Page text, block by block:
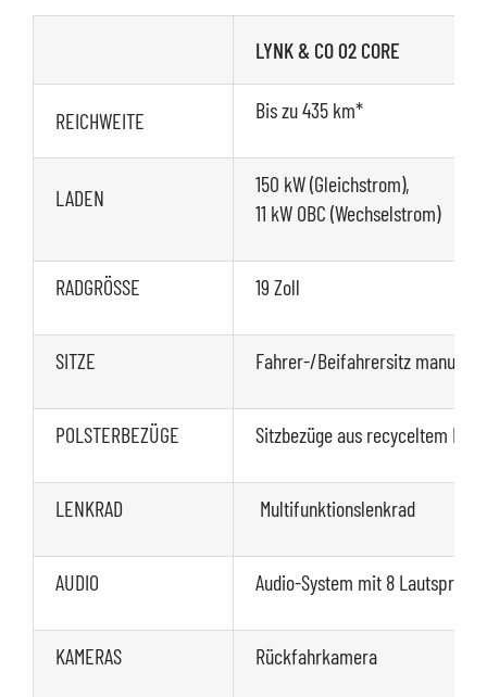
LYNK & CO 02 CORE
REICHWEITE Bis zu 435 km*
LADEN
150 kW (Gleichstrom),
11 kW OBC (Wechselstrom)
RADGRÖSSE 19 Zoll
SITZE Fahrer-/Beifahrersitz manuell
POLSTERBEZÜGE Sitzbezüge aus recyceltem
LENKRAD Multifunktionslenkrad
AUDIO Audio-System mit 8
KAMERAS Rückfahrkamera